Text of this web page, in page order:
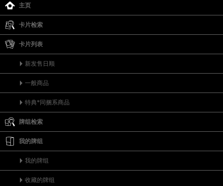
主页
卡片检索
卡片列表
新发售日顺
一般商品
特典*同捆系商品
牌组检索
我的牌组
我的牌组
收藏的牌组